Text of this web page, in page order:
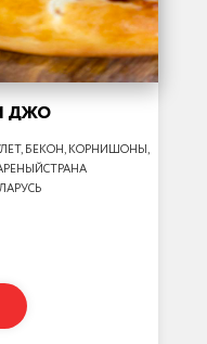
ДЖО
БЕКОН, КОРНИШОНЫ,